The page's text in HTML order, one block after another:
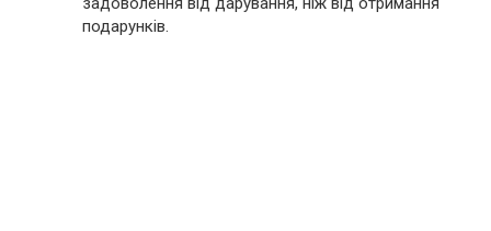
подарунків.